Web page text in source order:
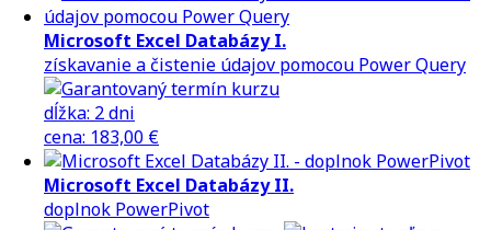
Microsoft Excel Databázy I.
získavanie a čistenie údajov pomocou Power Query
dĺžka: 2 dni
cena: 183,00 €
Microsoft Excel Databázy II.
doplnok PowerPivot